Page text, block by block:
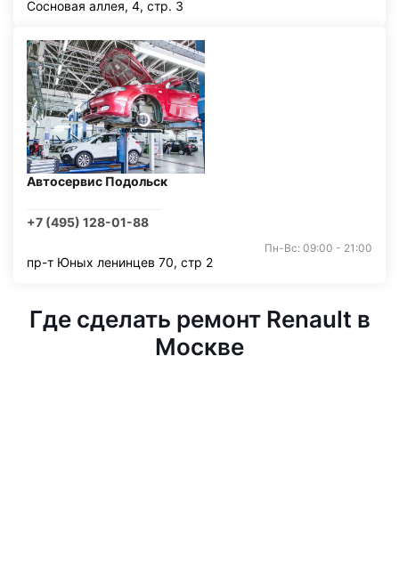
Сосновая аллея, 4, стр. 3
Автосервис Подольск
+7 (495) 128-01-88
Пн-Вс: 09:00 - 21:00
пр-т Юных ленинцев 70, стр 2
Где сделать ремонт Renault в
Москве